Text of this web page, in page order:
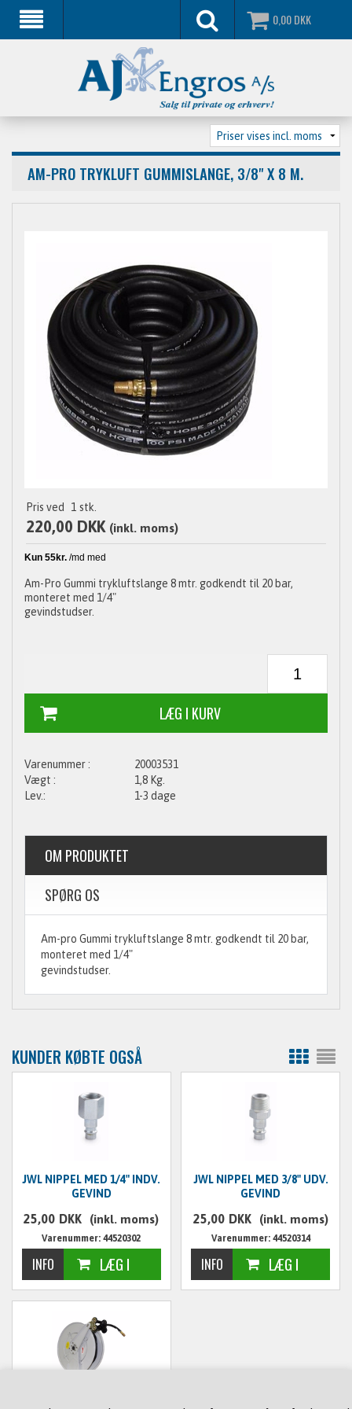
0,00DKK
AM-PRO TRYKLUFT GUMMISLANGE, 3/8" X 8 M.
Pris ved 1 stk.
220,00 DKK (inkl. moms)
Am-Pro Gummi trykluftslange 8 mtr. godkendt til 20 bar,
monteret med 1/4"
gevindstudser.
20003531
1,8 Kg.
1-3 dage
OM PRODUKTET
SPØRG OS
Am-pro Gummi trykluftslange 8 mtr. godkendt til 20 bar,
monteret med 1/4"
gevindstudser.
KUNDER KØBTE OGSÅ
JWL NIPPEL MED 1/4" INDV.
GEVIND
25,00 DKK (inkl. moms)
Varenummer: 44520302
JWL NIPPEL MED 3/8" UDV.
GEVIND
25,00 DKK (inkl. moms)
Varenummer: 44520314